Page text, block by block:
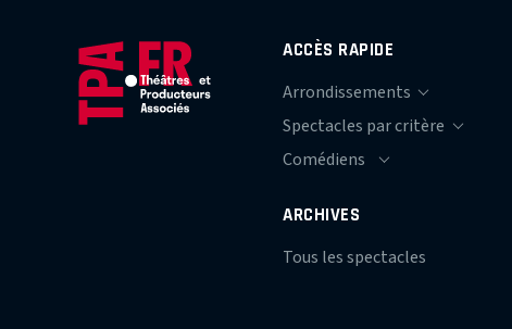
ACCÈS RAPIDE
ARCHIVES
Tous les spectacles